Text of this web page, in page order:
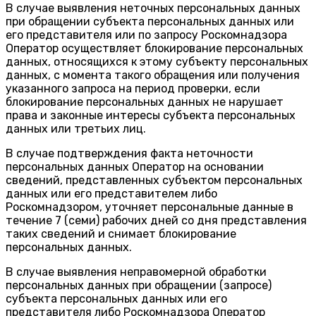
В случае выявления неточных персональных данных
при обращении субъекта персональных данных или
его представителя или по запросу Роскомнадзора
Оператор осуществляет блокирование персональных
данных, относящихся к этому субъекту персональных
данных, с момента такого обращения или получения
указанного запроса на период проверки, если
блокирование персональных данных не нарушает
права и законные интересы субъекта персональных
данных или третьих лиц.
В случае подтверждения факта неточности
персональных данных Оператор на основании
сведений, представленных субъектом персональных
данных или его представителем либо
Роскомнадзором, уточняет персональные данные в
течение 7 (семи) рабочих дней со дня представления
таких сведений и снимает блокирование
персональных данных.
В случае выявления неправомерной обработки
персональных данных при обращении (запросе)
субъекта персональных данных или его
представителя либо Роскомнадзора Оператор